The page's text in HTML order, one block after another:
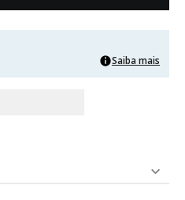
Saiba mais